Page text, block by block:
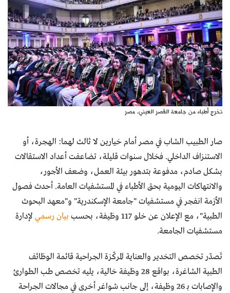
تخرج أطباء من جامعة القصر العيني، مصر
صار الطبيب الشاب في مصر أمام خيارين لا ثالث لهما: الهجرة، أو
الاستنزاف الداخلي. فخلال سنوات قليلة، تضاعفت أعداد الاستقالات
بشكل صادم، مدفوعة بتدهور بيئة العمل، وضعف الأجور،
والانتهاكات اليومية بحق الأطباء في المستشفيات العامة. أحدث فصول
الأزمة انفجر في مستشفيات "جامعة الإسكندرية" و"معهد البحوث
الطبية"، مع الإعلان عن خلو 117 وظيفة، بحسب
بيان رسمي لإدارة
مستشفيات الجامعة.
تَصدّر تخصص التخدير والعناية المركّزة الجراحية قائمة الوظائف
الطبية الشاغرة، بواقع 28 وظيفة خالية، يليه تخصص طب الطوارئ
والإصابات بـ 26 وظيفة، إلى جانب شواغر أخرى في مجالات الجراحة